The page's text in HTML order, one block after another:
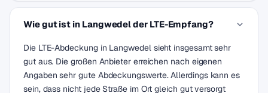
Wie gut ist in Langwedel der LTE-Empfang?
Die LTE-Abdeckung in Langwedel sieht insgesamt sehr
gut aus. Die großen Anbieter erreichen nach eigenen
Angaben sehr gute Abdeckungswerte. Allerdings kann es
sein, dass nicht jede Straße im Ort gleich gut versorgt